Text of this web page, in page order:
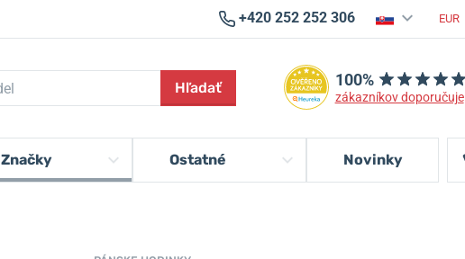
+420 252 252 306 EUR
Hľadať 100%
zákazníkov doporučuje
Značky Ostatné Novinky